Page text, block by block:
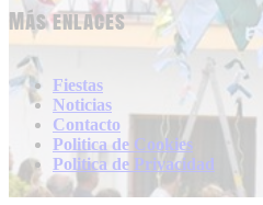
Más enlaces
Fiestas
Noticias
Contacto
Politica de Cookies
Politica de Privacidad